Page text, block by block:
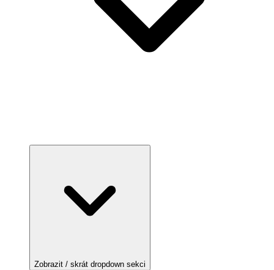
Zobrazit / skrát dropdown sekci